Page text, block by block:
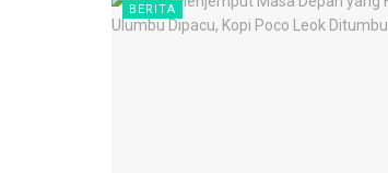
BERITA